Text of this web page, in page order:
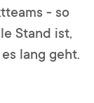
- so
Stand ist,
lang geht.